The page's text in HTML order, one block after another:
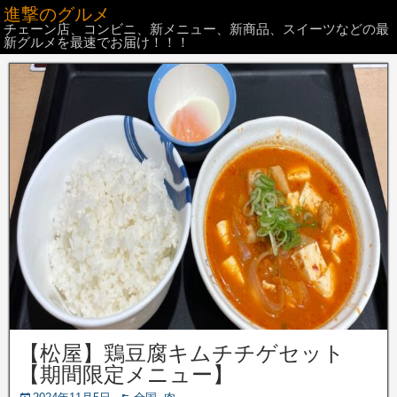
進撃のグルメ
チェーン店、コンビニ、新メニュー、新商品、スイーツなどの最
新グルメを最速でお届け！！！
【松屋】鶏豆腐キムチチゲセット
【期間限定メニュー】